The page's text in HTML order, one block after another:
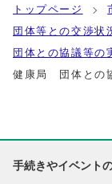
トップページ
団体等との交渉状
団体との協議等の
健康局 団体との
手続きやイベント